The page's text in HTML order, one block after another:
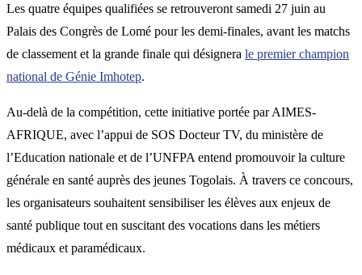
Les quatre équipes qualifiées se retrouveront samedi 27 juin au
Palais des Congrès de Lomé pour les demi-finales, avant les matchs
de classement et la grande finale qui désignera le premier champion
national de Génie Imhotep.
Au-delà de la compétition, cette initiative portée par AIMES-
AFRIQUE, avec l’appui de SOS Docteur TV, du ministère de
l’Education nationale et de l’UNFPA entend promouvoir la culture
générale en santé auprès des jeunes Togolais. À travers ce concours,
les organisateurs souhaitent sensibiliser les élèves aux enjeux de
santé publique tout en suscitant des vocations dans les métiers
médicaux et paramédicaux.